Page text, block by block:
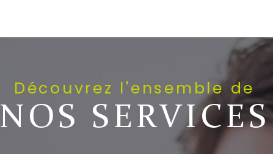
Découvrez l'ensemble de
NOS SERVICES